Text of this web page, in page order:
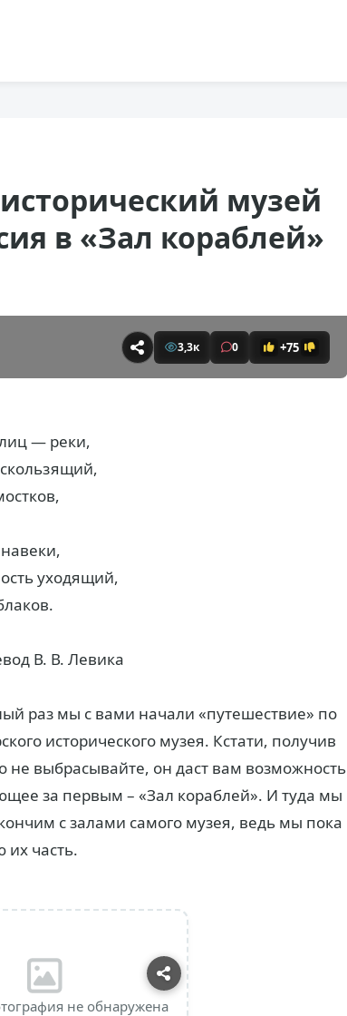
музей
в «Зал кораблей»
3,3к 0 +75
— реки,
скользящий,
уходящий,
В. В. Левика
раз мы с вами начали «путешествие» по
исторического музея. Кстати, получив
не выбрасывайте, он даст вам возможность
за первым – «Зал кораблей». И туда мы
с залами самого музея, ведь мы пока
их часть.
не обнаружена